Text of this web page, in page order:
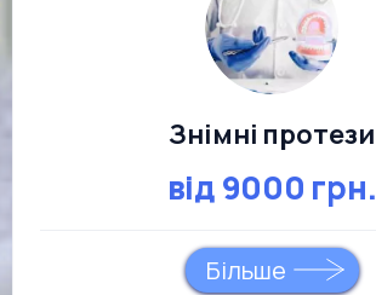
Знімні протези
від 9000 грн.
Більше